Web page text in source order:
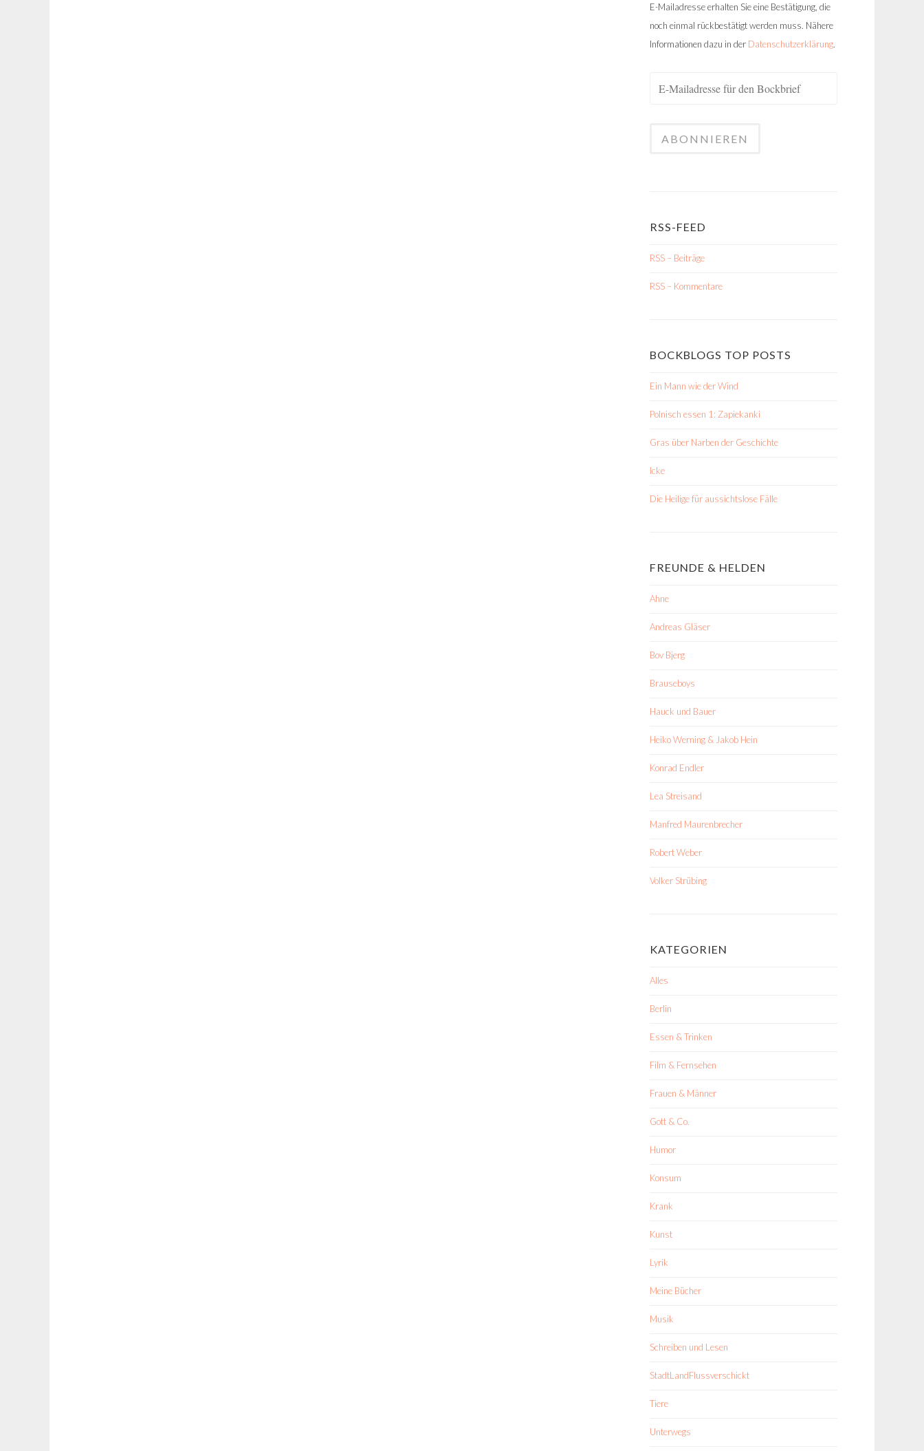
E-Mailadresse erhalten Sie eine Bestätigung, die
noch einmal rückbestätigt werden muss. Nähere
Informationen dazu in der Datenschutzerklärung.
RSS-FEED
RSS – Beiträge
RSS – Kommentare
BOCKBLOGS TOP POSTS
Ein Mann wie der Wind
Polnisch essen 1: Zapiekanki
Gras über Narben der Geschichte
Icke
Die Heilige für aussichtslose Fälle
FREUNDE & HELDEN
Ahne
Andreas Gläser
Bov Bjerg
Brauseboys
Hauck und Bauer
Heiko Werning & Jakob Hein
Konrad Endler
Lea Streisand
Manfred Maurenbrecher
Robert Weber
Volker Strübing
KATEGORIEN
Alles
Berlin
Essen & Trinken
Film & Fernsehen
Frauen & Männer
Gott & Co.
Humor
Konsum
Krank
Kunst
Lyrik
Meine Bücher
Musik
Schreiben und Lesen
StadtLandFlussverschickt
Tiere
Unterwegs